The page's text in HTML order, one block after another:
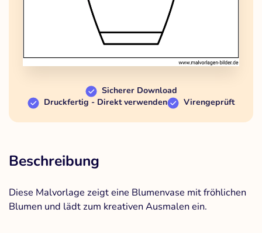
Sicherer Download
Druckfertig - Direkt verwenden
Virengeprüft
Beschreibung
Diese Malvorlage zeigt eine Blumenvase mit fröhlichen
Blumen und lädt zum kreativen Ausmalen ein.